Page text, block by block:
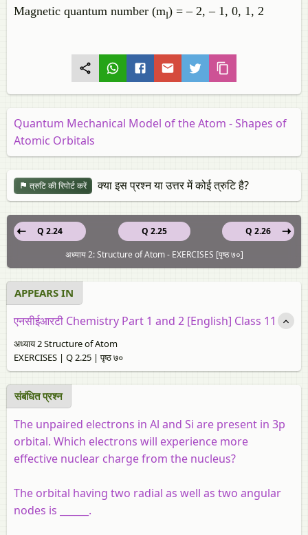
Magnetic quantum number (ml) = – 2, – 1, 0, 1, 2
Quantum Mechanical Model of the Atom - Shapes of
Atomic Orbitals
त्रुटि की रिपोर्ट करें क्या इस प्रश्न या उत्तर में कोई त्रुटि है?
Q 2.25
Q 2.24
Q 2.26
अध्याय 2: Structure of Atom - EXERCISES [पृष्ठ ७०]
APPEARS IN
एनसीईआरटी Chemistry Part 1 and 2 [English] Class 11
अध्याय 2 Structure of Atom
EXERCISES | Q 2.25 | पृष्ठ ७०
संबंधित प्रश्न
The unpaired electrons in Al and Si are present in 3p
orbital. Which electrons will experience more
effective nuclear charge from the nucleus?
The orbital having two radial as well as two angular
nodes is ______.